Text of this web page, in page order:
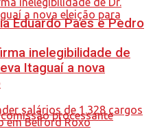
Eduardo Paes e Pedro
inelegibilidade de
Itaguaí a nova